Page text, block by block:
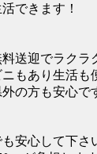
できます！
送迎でラクラ
もあり生活も
の方も安心で
安心して下さ